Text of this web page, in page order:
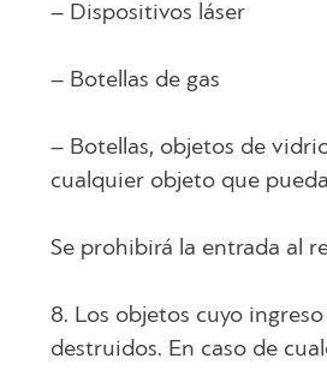
– Dispositivos láser
– Botellas de gas
– Botellas, objetos de
cualquier objeto que
Se prohibirá la entrada al
8. Los objetos cuyo
destruidos. En caso de